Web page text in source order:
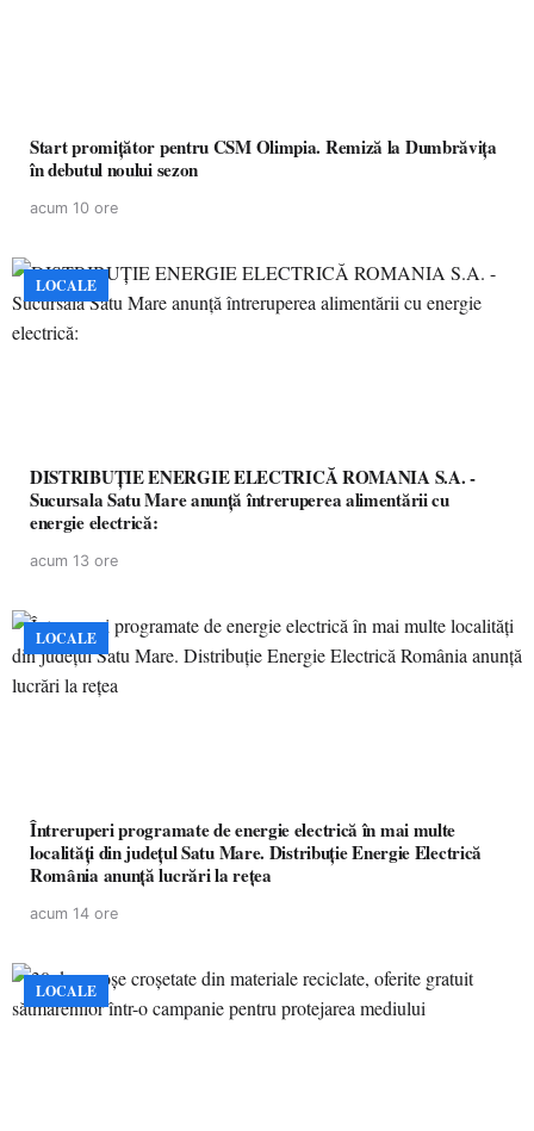
Start promițător pentru CSM Olimpia. Remiză la Dumbrăvița
în debutul noului sezon
acum 10 ore
LOCALE
DISTRIBUȚIE ENERGIE ELECTRICĂ ROMANIA S.A. -
Sucursala Satu Mare anunţă întreruperea alimentării cu
energie electrică:
acum 13 ore
LOCALE
Întreruperi programate de energie electrică în mai multe
localități din județul Satu Mare. Distribuție Energie Electrică
România anunță lucrări la rețea
acum 14 ore
LOCALE